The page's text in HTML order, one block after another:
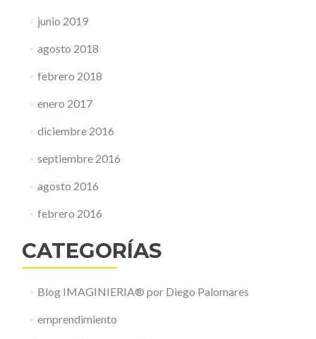
junio 2019
agosto 2018
febrero 2018
enero 2017
diciembre 2016
septiembre 2016
agosto 2016
febrero 2016
CATEGORÍAS
Blog IMAGINIERIA® por Diego Palomares
emprendimiento